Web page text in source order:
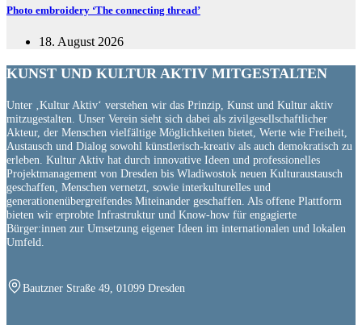
Photo embroidery ‘The connecting thread’
18. August 2026
KUNST UND KULTUR AKTIV MITGESTALTEN
Unter ‚Kultur Aktiv‘ verstehen wir das Prinzip, Kunst und Kultur aktiv
mitzugestalten. Unser Verein sieht sich dabei als zivilgesellschaftlicher
Akteur, der Menschen vielfältige Möglichkeiten bietet, Werte wie Freiheit,
Austausch und Dialog sowohl künstlerisch-kreativ als auch demokratisch zu
erleben. Kultur Aktiv hat durch innovative Ideen und professionelles
Projektmanagement von Dresden bis Wladiwostok neuen Kulturaustausch
geschaffen, Menschen vernetzt, sowie interkulturelles und
generationenübergreifendes Miteinander geschaffen. Als offene Plattform
bieten wir erprobte Infrastruktur und Know-how für engagierte
Bürger:innen zur Umsetzung eigener Ideen im internationalen und lokalen
Umfeld.
Bautzner Straße 49, 01099 Dresden